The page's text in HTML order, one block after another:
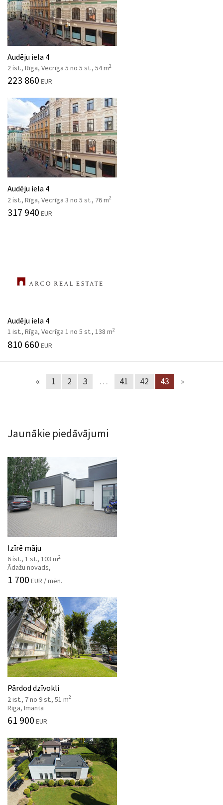
Audēju iela 4
2 ist., Rīga, Vecrīga 5 no 5 st., 54 m2
223 860 EUR
Audēju iela 4
2 ist., Rīga, Vecrīga 3 no 5 st., 76 m2
317 940 EUR
Audēju iela 4
1 ist., Rīga, Vecrīga 1 no 5 st., 138 m2
810 660 EUR
« 1 2 3 … 41 42 43 »
Jaunākie piedāvājumi
Izīrē māju
6 ist., 1 st., 103 m2
Ādažu novads,
1 700 EUR / mēn.
Pārdod dzīvokli
2 ist., 7 no 9 st., 51 m2
Rīga, Imanta
61 900 EUR